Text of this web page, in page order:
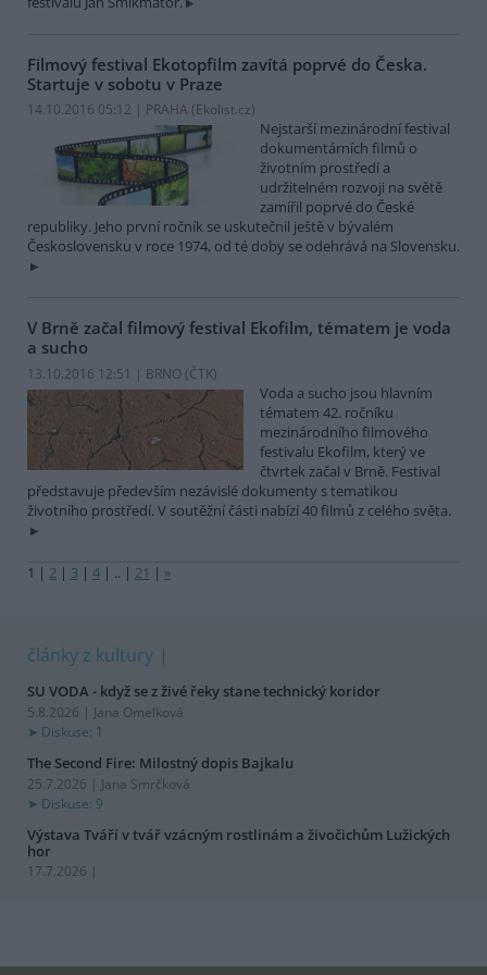
Filmový festival Ekotopfilm zavítá poprvé do Česka.
Startuje v sobotu v Praze
14.10.2016 05:12 | PRAHA (Ekolist.cz)
Nejstarší mezinárodní festival
dokumentárních filmů o
životním prostředí a
udržitelném rozvoji na světě
zamířil poprvé do České
republiky. Jeho první ročník se uskutečnil ještě v bývalém
Československu v roce 1974, od té doby se odehrává na Slovensku.
V Brně začal filmový festival Ekofilm, tématem je voda
a sucho
13.10.2016 12:51 | BRNO (ČTK)
Voda a sucho jsou hlavním
tématem 42. ročníku
mezinárodního filmového
festivalu Ekofilm, který ve
čtvrtek začal v Brně. Festival
představuje především nezávislé dokumenty s tematikou
životního prostředí. V soutěžní části nabízí 40 filmů z celého světa.
1 | 2 | 3 | 4 | .. | 21 | »
články z kultury
SU VODA - když se z živé řeky stane technický koridor
5.8.2026 | Jana Omelková
Diskuse: 1
The Second Fire: Milostný dopis Bajkalu
25.7.2026 | Jana Smrčková
Diskuse: 9
Výstava Tváří v tvář vzácným rostlinám a živočichům Lužických
hor
17.7.2026 |